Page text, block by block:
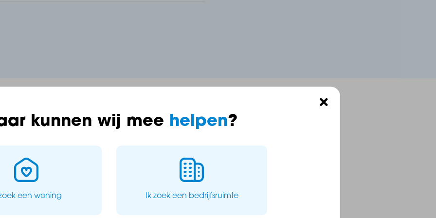
kunnen wij mee helpen?
een woning Ik zoek een bedrijfsruimte